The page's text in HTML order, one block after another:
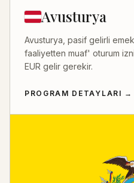
Avusturya
Avusturya, pasif gelirli
faaliyetten muaf' oturum izni
EUR gelir gerekir.
PROGRAM DETAYLARI →